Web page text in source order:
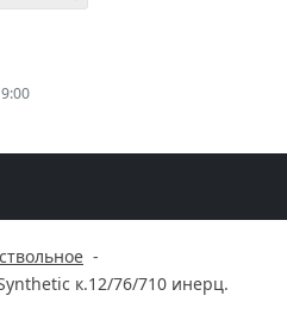
-
к.12/76/710 инерц.